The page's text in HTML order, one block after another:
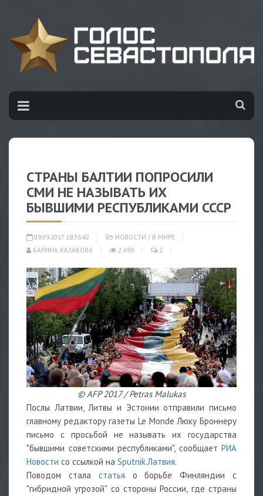
СТРАНЫ БАЛТИИ ПОПРОСИЛИ
СМИ НЕ НАЗЫВАТЬ ИХ
БЫВШИМИ РЕСПУБЛИКАМИ СССР
09.09.2017 18:36:42 НОВОСТИ / В МИРЕ
КАРИНА КАЗАКОВА
2 699 2
© AFP 2017 / Petras Malukas
Послы Латвии, Литвы и Эстонии отправили письмо
главному редактору газеты Le Monde Люку Броннеру
письмо с просьбой не называть их государства
"бывшими советскими республиками", сообщает РИА
Новости со ссылкой на Sputnik.Латвия.
Поводом стала статья о борьбе Финляндии с
"гибридной угрозой" со стороны России, где страны